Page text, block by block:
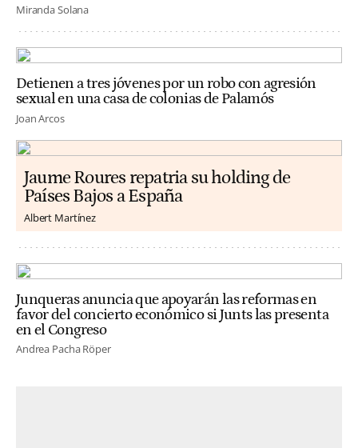
Miranda Solana
Detienen a tres jóvenes por un robo con agresión
sexual en una casa de colonias de Palamós
Joan Arcos
Jaume Roures repatria su holding de
Países Bajos a España
Albert Martínez
Junqueras anuncia que apoyarán las reformas en
favor del concierto económico si Junts las presenta
en el Congreso
Andrea Pacha Röper